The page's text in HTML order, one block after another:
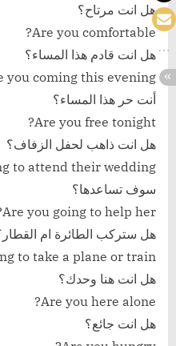
هل انت مرتاح؟
Are you comfortable?
هل انت قادم هذا المساء؟
you coming this evening?
أنت حر هذا المساء؟
Are you free tonight?
هل انت ذاهب لحفل الزفاف؟
to attend their wedding?
سوف تساعدها؟
Are you going to help her?
هل ستركب الطائرة ام
to take a plane or train?
هل انت هنا وحدك؟
Are you here alone?
هل انت جائع؟